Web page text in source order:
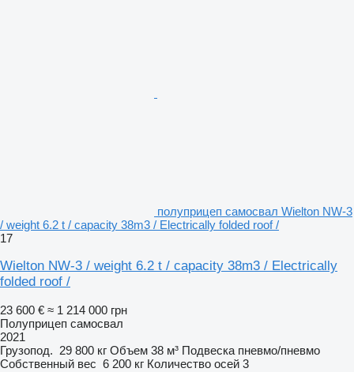
полуприцеп самосвал Wielton NW-3
/ weight 6.2 t / capacity 38m3 / Electrically folded roof /
17
Wielton NW-3 / weight 6.2 t / capacity 38m3 / Electrically
folded roof /
23 600 € ≈ 1 214 000 грн
Полуприцеп самосвал
2021
Грузопод. 29 800 кг Объем 38 м³ Подвеска пневмо/пневмо
Собственный вес 6 200 кг Количество осей 3